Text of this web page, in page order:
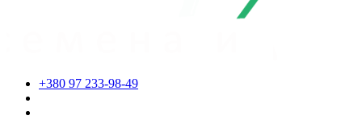
+380 97 233-98-49